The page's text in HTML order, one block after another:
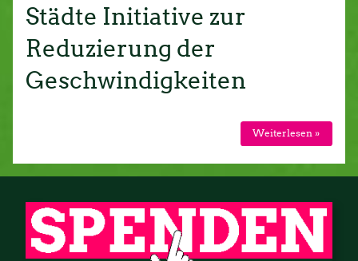
Städte Initiative zur
Reduzierung der
Geschwindigkeiten
Weiterlesen »